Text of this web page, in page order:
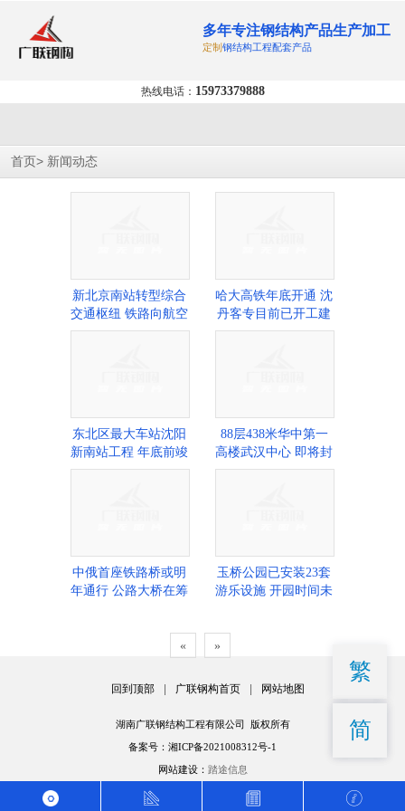
多年专注钢结构产品生产加工
定制钢结构工程配套产品
热线电话： 15973379888
首页> 新闻动态
新北京南站转型综合
交通枢纽 铁路向航空
化
哈大高铁年底开通 沈
丹客专目前已开工建
设
东北区最大车站沈阳
新南站工程 年底前竣
工
88层438米华中第一
高楼武汉中心 即将封
顶
中俄首座铁路桥或明
年通行 公路大桥在筹
玉桥公园已安装23套
游乐设施 开园时间未
« »
回到顶部 | 广联钢构首页 | 网站地图
湖南广联钢结构工程有限公司 版权所有
备案号：湘ICP备2021008312号-1
网站建设： 踏途信息
繁
简